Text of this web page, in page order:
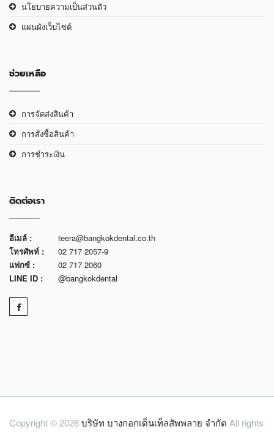
นโยบายความเป็นส่วนตัว
แผนผังเว็บไซต์
ช่วยเหลือ
การจัดส่งสินค้า
การสั่งซื้อสินค้า
การชำระเงิน
ติดต่อเรา
อีเมล์ :
teera@bangkokdental.co.th
โทรศัพท์ :
02 717 2057-9
แฟกซ์ :
02 717 2060
LINE ID :
@bangkokdental
Copyright © 2026บริษัท บางกอกเด็นเท็ลสัพพลาย จำกัด All rights